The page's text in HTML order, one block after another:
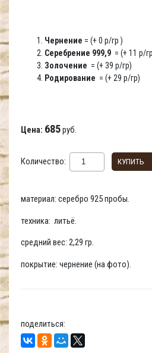
Чернение = (+ 0 р/гр )
Серебрение 999,9 = (+ 11 р/
Золочение = (+ 39 р/гр)
Родирование = (+ 29 р/гр)
Цена: 685руб.
Количество: КУПИТЬ
материал: серебро 925 пробы.
техника: литьё.
средний вес: 2,29 гр.
покрытие: чернение (на фото).
поделиться: